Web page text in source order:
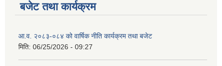
बजेट तथा कार्यक्रम
आ.व. २०८३-०८४ को वार्षिक नीति कार्यक्रम तथा बजेट
मिति: 06/25/2026 - 09:27